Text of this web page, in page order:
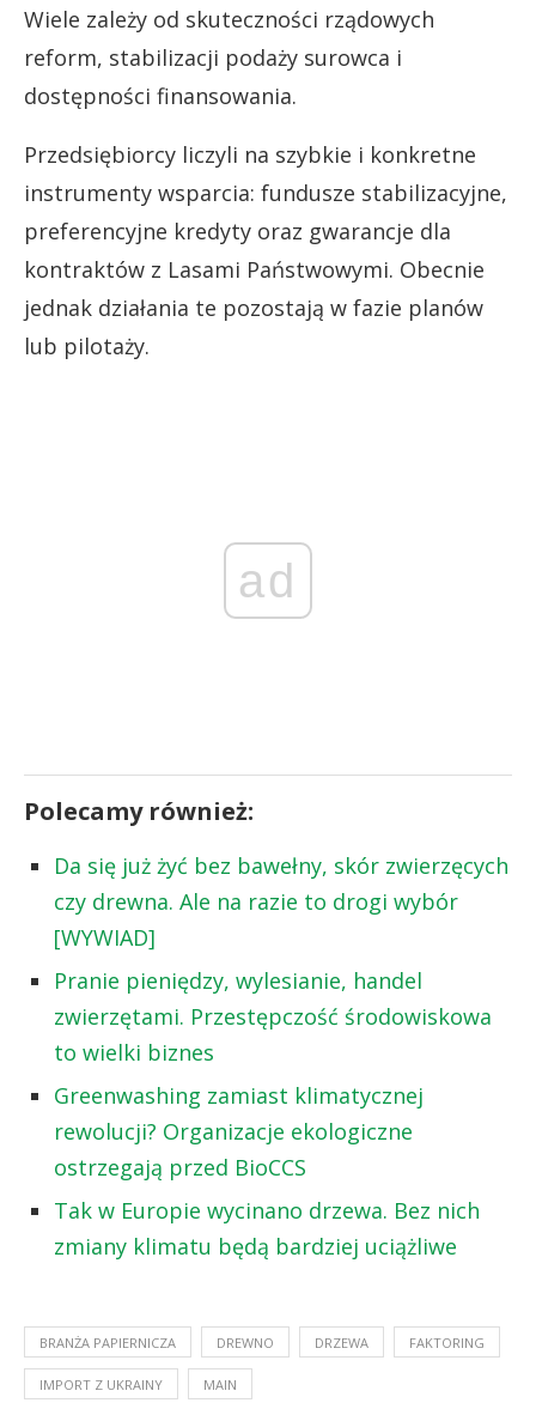
Wiele zależy od skuteczności rządowych
reform, stabilizacji podaży surowca i
dostępności finansowania.
Przedsiębiorcy liczyli na szybkie i konkretne
instrumenty wsparcia: fundusze stabilizacyjne,
preferencyjne kredyty oraz gwarancje dla
kontraktów z Lasami Państwowymi. Obecnie
jednak działania te pozostają w fazie planów
lub pilotaży.
ad
Polecamy również:
Da się już żyć bez bawełny, skór zwierzęcych
czy drewna. Ale na razie to drogi wybór
[WYWIAD]
Pranie pieniędzy, wylesianie, handel
zwierzętami. Przestępczość środowiskowa
to wielki biznes
Greenwashing zamiast klimatycznej
rewolucji? Organizacje ekologiczne
ostrzegają przed BioCCS
Tak w Europie wycinano drzewa. Bez nich
zmiany klimatu będą bardziej uciążliwe
BRANŻA PAPIERNICZA DREWNO DRZEWA FAKTORING
IMPORT Z UKRAINY MAIN